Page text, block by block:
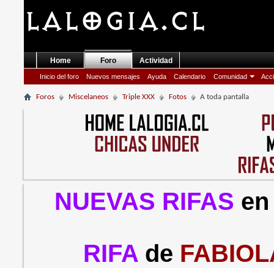
Home Foro
Inicio del foro Nuevos mensajes Ayuda Calendario Comunidad
Actividad
Foros Miscelaneos Triple XXX Fotos A toda pantalla
NUEVAS RIFAS en
RIFA de